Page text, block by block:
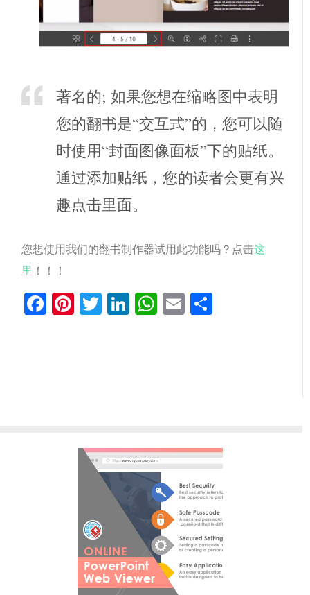
著名的; 如果您想在缩略图中表明
您的翻书是“交互式”的，您可以随
时使用“封面图像面板”下的贴纸。
通过添加贴纸，您的读者会更有兴
趣点击里面。
您想使用我们的翻书制作器试用此功能吗？点击这
里 ！！！
Facebook
Pinterest
Twitter
LinkedIn
WhatsApp
Email